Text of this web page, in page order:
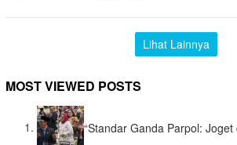
Lihat Lainnya
MOST VIEWED POSTS
“Standar Ganda Parpol: